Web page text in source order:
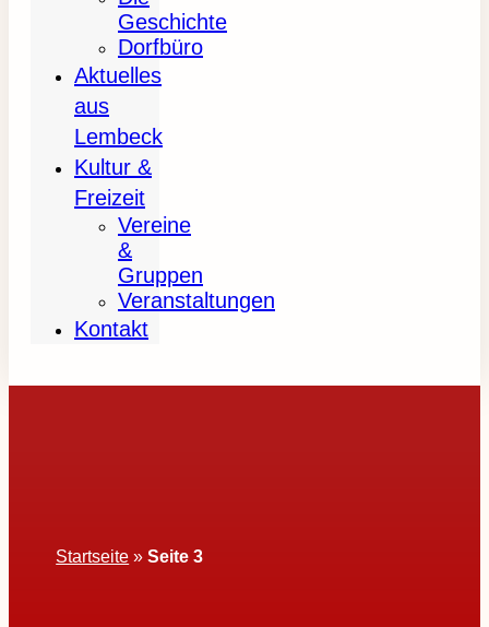
Geschichte
Dorfbüro
Aktuelles
aus
Lembeck
Kultur &
Freizeit
Vereine
&
Gruppen
Veranstaltungen
Kontakt
Startseite »Seite 3